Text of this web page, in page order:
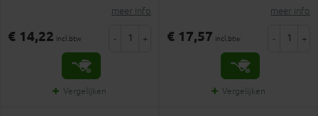
meer info
€ 14,22 incl.btw - +
Vergelijken
meer info
€ 17,57 incl.btw - +
Vergelijken